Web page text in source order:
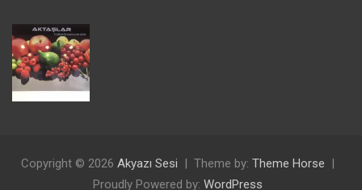
Copyright © 2026 Akyazı Sesi Theme by: Theme Horse
Proudly Powered by: WordPress